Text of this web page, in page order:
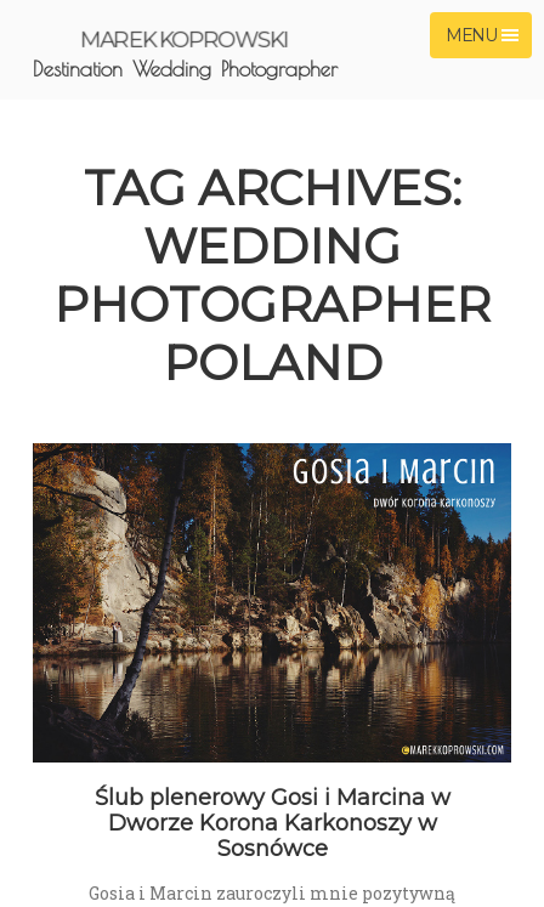
MENU
MAREK KOPROWSKI
Destination Wedding Photographer
TAG ARCHIVES:
WEDDING
PHOTOGRAPHER
POLAND
Ślub plenerowy Gosi i Marcina w
Dworze Korona Karkonoszy w
Sosnówce
Gosia i Marcin zauroczyli mnie pozytywną